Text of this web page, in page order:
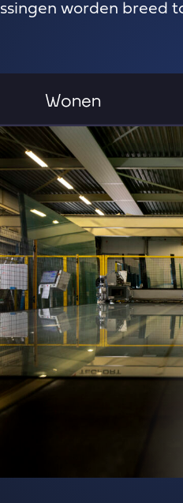
worden breed
Wonen